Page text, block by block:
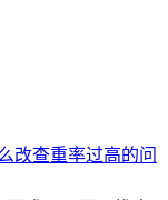
改查重率过高的问